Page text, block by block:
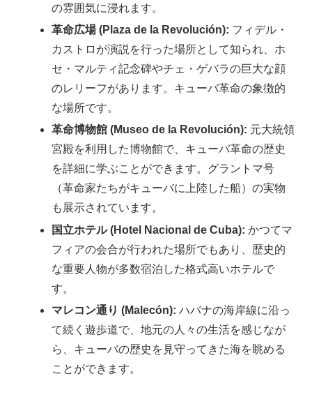
の雰囲気に浸れます。
革命広場 (Plaza de la Revolución): フィデル・
カストロが演説を行った場所として知られ、ホ
セ・マルティ記念碑やチェ・ゲバラの巨大な顔
のレリーフがあります。キューバ革命の象徴的
な場所です。
革命博物館 (Museo de la Revolución): 元大統領
宮殿を利用した博物館で、キューバ革命の歴史
を詳細に学ぶことができます。グラントマ号
（革命家たちがキューバに上陸した船）の実物
も展示されています。
国立ホテル (Hotel Nacional de Cuba): かつてマ
フィアの会合が行われた場所でもあり、歴史的
な重要人物が多数宿泊した格式高いホテルで
す。
マレコン通り (Malecón): ハバナの海岸線に沿っ
て続く遊歩道で、地元の人々の生活を感じなが
ら、キューバの歴史を見守ってきた海を眺める
ことができます。